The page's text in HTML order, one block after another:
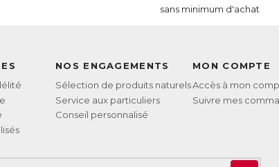
sans minimum d'achat
NOS ENGAGEMENTS
Sélection de produits naturels
Service aux particuliers
Conseil personnalisé
MON COMPTE
Accès à mon
Suivre mes